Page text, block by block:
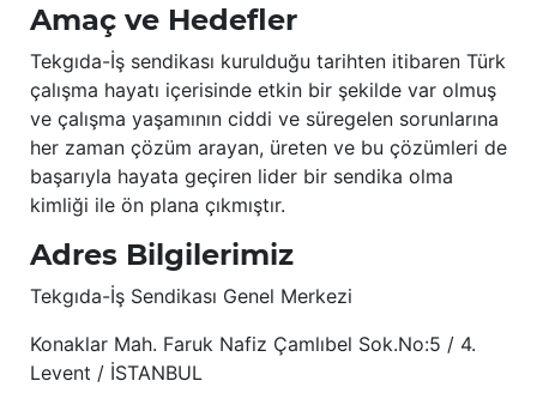
Amaç ve Hedefler
Tekgıda-İş sendikası kurulduğu tarihten itibaren Türk
çalışma hayatı içerisinde etkin bir şekilde var olmuş
ve çalışma yaşamının ciddi ve süregelen sorunlarına
her zaman çözüm arayan, üreten ve bu çözümleri de
başarıyla hayata geçiren lider bir sendika olma
kimliği ile ön plana çıkmıştır.
Adres Bilgilerimiz
Tekgıda-İş Sendikası Genel Merkezi
Konaklar Mah. Faruk Nafiz Çamlıbel Sok.No:5 / 4.
Levent / İSTANBUL